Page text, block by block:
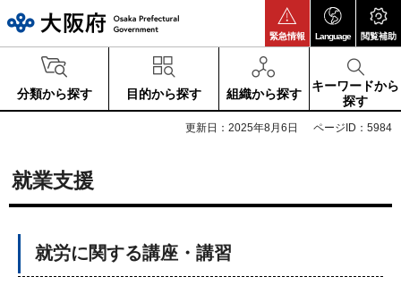
緊急情報 Language 閲覧補助
分類から探す 目的から探す 組織から探す
キーワードから
探す
更新日：2025年8月6日 ページID：5984
就業支援
就労に関する講座・講習